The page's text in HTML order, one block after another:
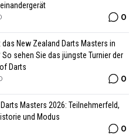
0
das New Zealand Darts Masters in
So sehen Sie das jüngste Turnier der
Darts
0
Masters 2026: Teilnehmerfeld,
und Modus
0